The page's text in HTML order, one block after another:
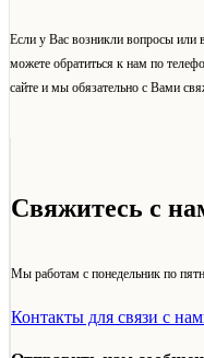
Если у Вас возникли вопросы или
можете обратиться к нам по
сайте и мы обязательно с Вами
Свяжитесь с
Мы работам с понедельник по
Контакты для связи с